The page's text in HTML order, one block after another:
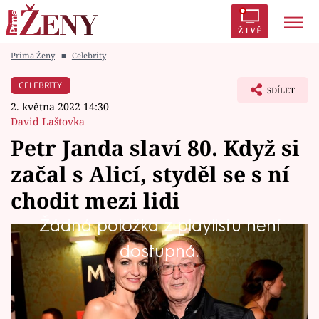
ŽIVĚ
Módní alarm
Témata
Celebrity
Vztahy
Seriály
Prima Ženy ■ Celebrity
CELEBRITY
2. května 2022 14:30
David Laštovka
SDÍLET
Petr Janda slaví 80. Když si
začal s Alicí, styděl se s ní
chodit mezi lidi
Žádná položka z playlistu není
dostupná.
Zatímco v hudební kariéře dosáhl všeho, čeho
se dalo, a řada jeho písní se stala
nesmrtelnými hity, jeho soukromý život už tak
radostný nebyl. Musel překonat řadu velmi